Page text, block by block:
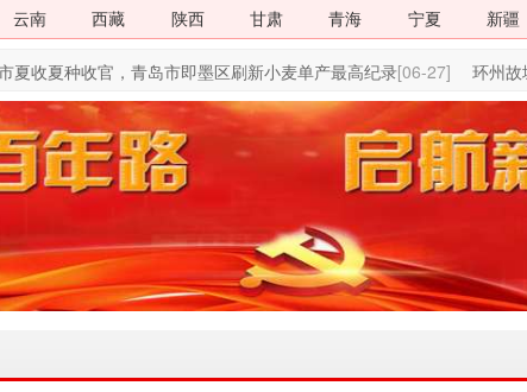
传递党的
云南
西藏 陕西 甘肃 青海 宁夏 新疆
收夏种收官，青岛市即墨区刷新小麦单产最高纪录[06-27] 环州故